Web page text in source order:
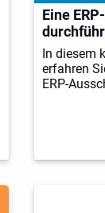
Eine
In diesem
erfahren
ERP-